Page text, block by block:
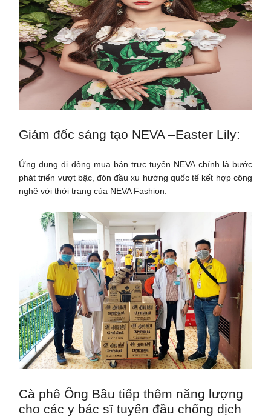
Giám đốc sáng tạo NEVA –Easter Lily:
Ứng dụng di động mua bán trực tuyến NEVA chính là bước
phát triển vượt bậc, đón đầu xu hướng quốc tế kết hợp công
nghệ với thời trang của NEVA Fashion.
Cà phê Ông Bầu tiếp thêm năng lượng
cho các y bác sĩ tuyến đầu chống dịch